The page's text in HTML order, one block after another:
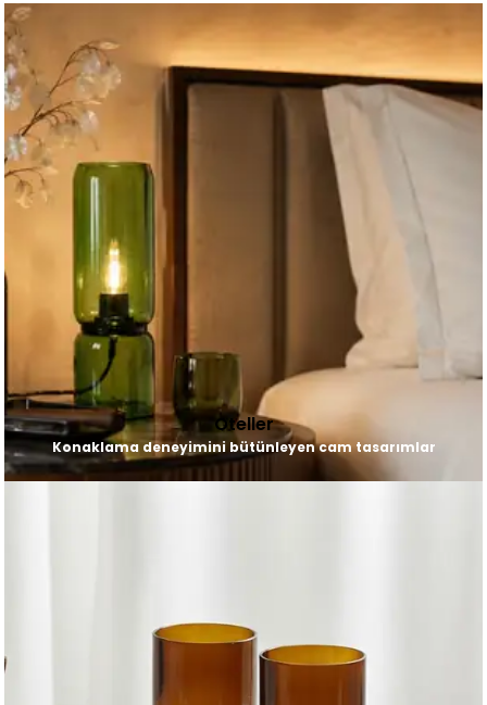
Oteller
Konaklama deneyimini bütünleyen cam tasarımlar